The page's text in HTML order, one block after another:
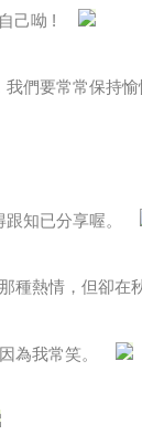
自己呦 !
們要常常保持愉
跟知已分享喔。
種熱情，但卻
因為我常笑。